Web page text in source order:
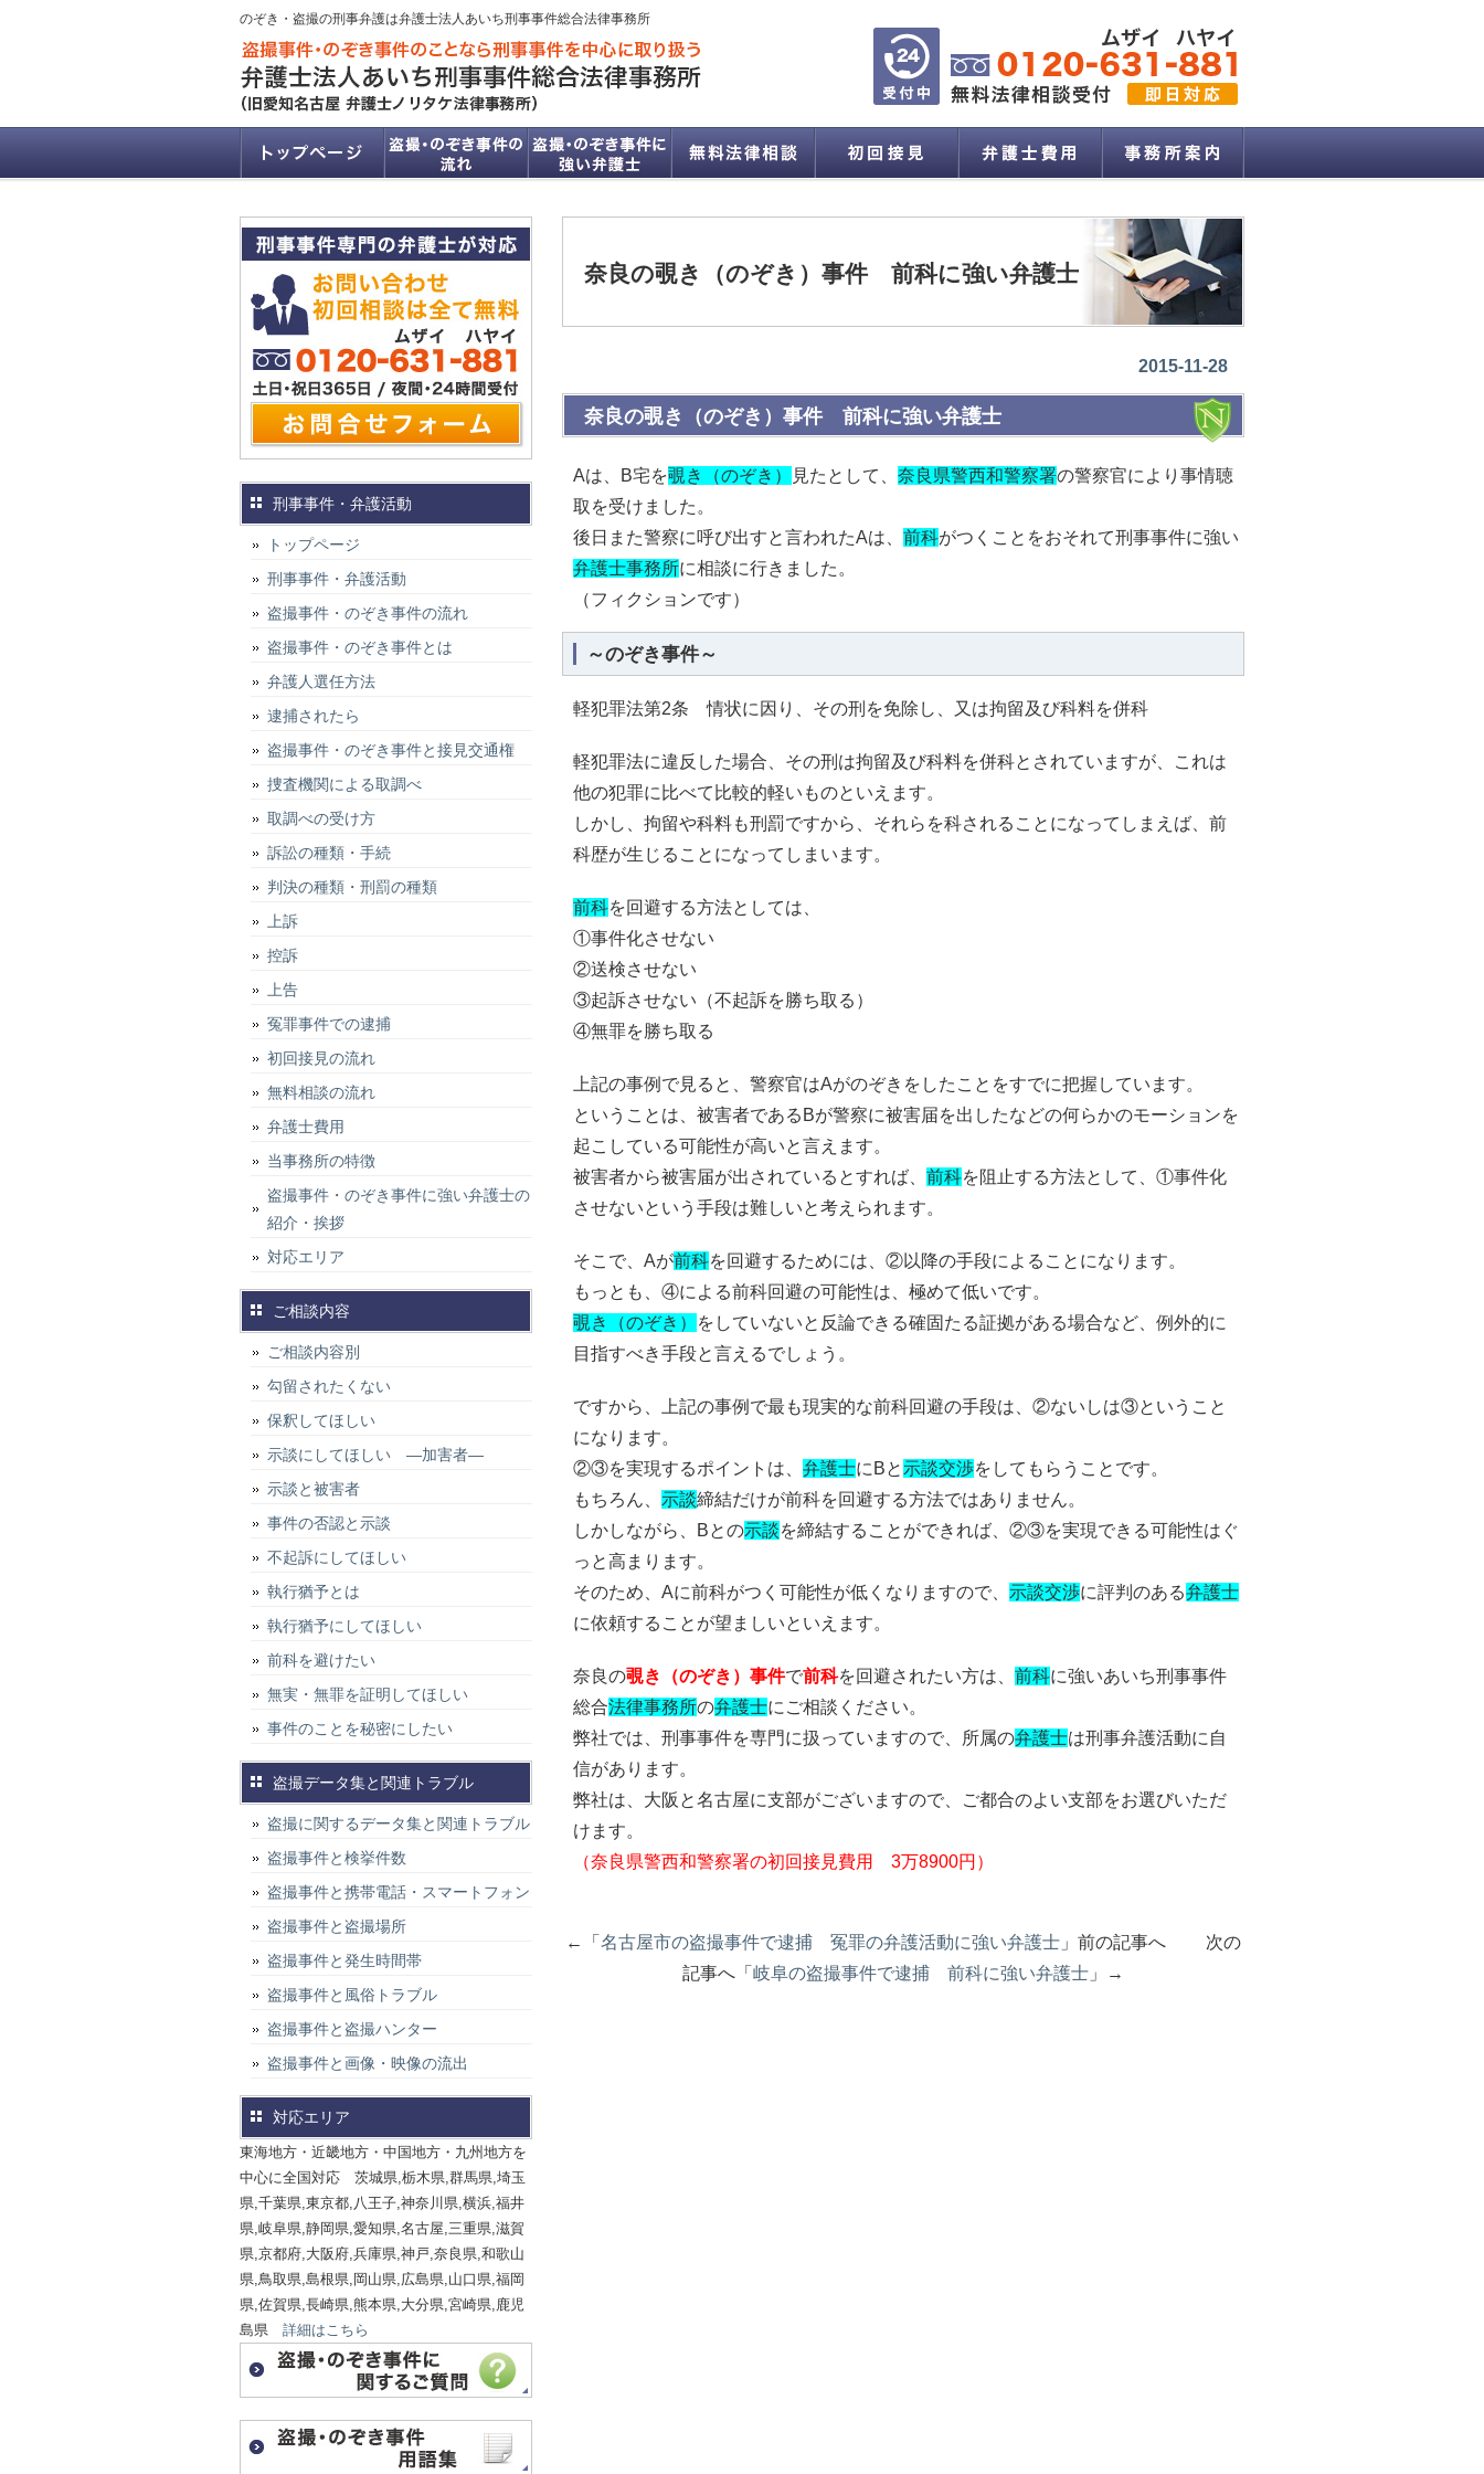
のぞき・盗撮の刑事弁護は弁護士法人あいち刑事事件総合法律事務所
奈良の覗き（のぞき）事件 前科に強い弁護士
2015-11-28
奈良の覗き（のぞき）事件 前科に強い弁護士
Aは、B宅を覗き（のぞき） 見たとして、 奈良県警西和警察署の警察官により事情聴
取を受けました。
後日また警察に呼び出すと言われたAは、 前科がつくことをおそれて刑事事件に強い
弁護士事務所に相談に行きました。
（フィクションです）
～のぞき事件～
軽犯罪法第2条 情状に因り、その刑を免除し、又は拘留及び科料を併科
軽犯罪法に違反した場合、その刑は拘留及び科料を併科とされていますが、これは
他の犯罪に比べて比較的軽いものといえます。
しかし、拘留や科料も刑罰ですから、それらを科されることになってしまえば、前
科歴が生じることになってしまいます。
前科を回避する方法としては、
①事件化させない
②送検させない
③起訴させない（不起訴を勝ち取る）
④無罪を勝ち取る
上記の事例で見ると、警察官はAがのぞきをしたことをすでに把握しています。
ということは、被害者であるBが警察に被害届を出したなどの何らかのモーションを
起こしている可能性が高いと言えます。
被害者から被害届が出されているとすれば、 前科を阻止する方法として、①事件化
させないという手段は難しいと考えられます。
そこで、Aが前科を回避するためには、②以降の手段によることになります。
もっとも、④による前科回避の可能性は、極めて低いです。
覗き（のぞき）
をしていないと反論できる確固たる証拠がある場合など、例外的に
目指すべき手段と言えるでしょう。
ですから、上記の事例で最も現実的な前科回避の手段は、②ないしは③ということ
になります。
②③を実現するポイントは、 弁護士にBと 示談交渉をしてもらうことです。
もちろん、 示談締結だけが前科を回避する方法ではありません。
しかしながら、Bとの示談を締結することができれば、②③を実現できる可能性はぐ
っと高まります。
そのため、Aに前科がつく可能性が低くなりますので、 示談交渉に評判のある弁護士
に依頼することが望ましいといえます。
奈良の覗き（のぞき）事件で前科を回避されたい方は、 前科に強いあいち刑事事件
総合法律事務所の弁護士にご相談ください。
弊社では、刑事事件を専門に扱っていますので、所属の弁護士は刑事弁護活動に自
信があります。
弊社は、大阪と名古屋に支部がございますので、ご都合のよい支部をお選びいただ
けます。
（奈良県警西和警察署の初回接見費用 3万8900円）
←「 名古屋市の盗撮事件で逮捕 冤罪の弁護活動に強い弁護士 」前の記事へ 次の
記事へ「 岐阜の盗撮事件で逮捕 前科に強い弁護士 」→
刑事事件・弁護活動
トップページ
刑事事件・弁護活動
盗撮事件・のぞき事件の流れ
盗撮事件・のぞき事件とは
弁護人選任方法
逮捕されたら
盗撮事件・のぞき事件と接見交通権
捜査機関による取調べ
取調べの受け方
訴訟の種類・手続
判決の種類・刑罰の種類
上訴
控訴
上告
冤罪事件での逮捕
初回接見の流れ
無料相談の流れ
弁護士費用
当事務所の特徴
盗撮事件・のぞき事件に強い弁護士の
紹介・挨拶
対応エリア
ご相談内容
ご相談内容別
勾留されたくない
保釈してほしい
示談にしてほしい ―加害者―
示談と被害者
事件の否認と示談
不起訴にしてほしい
執行猶予とは
執行猶予にしてほしい
前科を避けたい
無実・無罪を証明してほしい
事件のことを秘密にしたい
盗撮データ集と関連トラブル
盗撮に関するデータ集と関連トラブル
盗撮事件と検挙件数
盗撮事件と携帯電話・スマートフォン
盗撮事件と盗撮場所
盗撮事件と発生時間帯
盗撮事件と風俗トラブル
盗撮事件と盗撮ハンター
盗撮事件と画像・映像の流出
対応エリア
東海地方・近畿地方・中国地方・九州地方を
中心に全国対応 茨城県,栃木県,群馬県,埼玉
県,千葉県,東京都,八王子,神奈川県,横浜,福井
県,岐阜県,静岡県,愛知県,名古屋,三重県,滋賀
県,京都府,大阪府,兵庫県,神戸,奈良県,和歌山
県,鳥取県,島根県,岡山県,広島県,山口県,福岡
県,佐賀県,長崎県,熊本県,大分県,宮崎県,鹿児
島県 詳細はこちら